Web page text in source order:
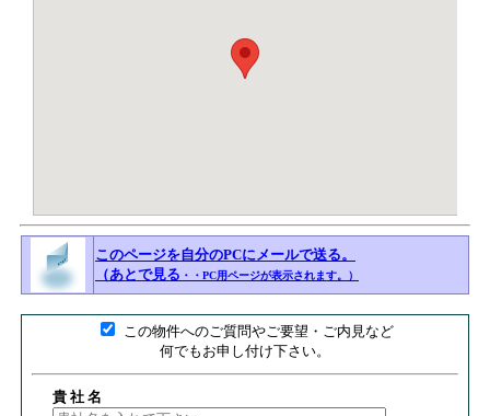
このページを自分のPCにメールで送る。
（あとで見る ・・PC用ページが表示されます。）
この物件へのご質問やご要望・ご内見など
何でもお申し付け下さい。
貴 社 名